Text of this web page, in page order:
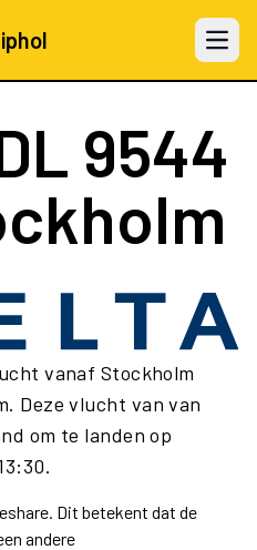
Open
9544
vanaf Stockholm
Deze vlucht van van
om te landen op
Dit betekent dat de
andere